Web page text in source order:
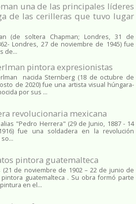
una de las principales líderes
de las cerilleras que tuvo lugar
(de soltera Chapman; Londres, 31 de
Londres, 27 de noviembre de 1945)​ fue
de...
pintora expresionistas
nacida Sternberg (18 de octubre de
de 2020) fue una artista visual húngara-
por sus ...
revolucionaria mexicana
"Pedro Herrera" (29 de Junio, 1887 - 14
fue una soldadera en la revolución
pintora guatemalteca
(21 de noviembre de 1902 – 22 de junio de
pintora guatemalteca . Su obra formó parte
en el...